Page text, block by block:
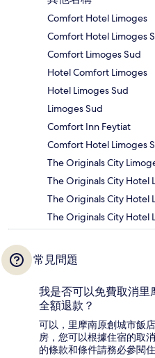
Comfort Hotel Limoges
Comfort Hotel Limoges
Comfort Limoges Sud
Hotel Comfort Limoges
Hotel Limoges Sud
Limoges Sud
Comfort Inn Feytiat
Comfort Hotel Limoges
The Originals City
The Originals City Hotel
The Originals City Hotel
The Originals City Hotel
常見問題
我是否可以免費取消里
全額退款？
可以，里摩南原創城市飯
房，您可以根據住宿的取
的條款和條件請務必參閱